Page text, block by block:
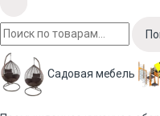
Садовая мебель